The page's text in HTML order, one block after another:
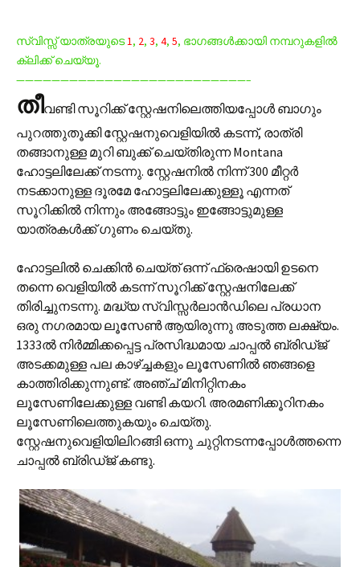
സ്വിസ്സ് യാത്രയുടെ1, 2, 3, 4, 5, ഭാഗങ്ങള്‍ക്കായി നമ്പറുകളില്‍
ക്ലിക്ക് ചെയ്യൂ.
——————————————————————————–
തീവണ്ടി സൂറിക്ക് സ്റ്റേഷനിലെത്തിയപ്പോള്‍ ബാഗും
പുറത്തുതൂക്കി സ്റ്റേഷനുവെളിയില്‍ കടന്ന്, രാത്രി
തങ്ങാനുള്ള മുറി ബുക്ക് ചെയ്തിരുന്ന Montana
ഹോ‍ട്ടലിലേക്ക് നടന്നു. സ്റ്റേഷനില്‍ നിന്ന് 300 മീറ്റര്‍
നടക്കാനുള്ള ദൂരമേ ഹോട്ടലിലേക്കുള്ളൂ എന്നത്
സൂറിക്കില്‍‍ നിന്നും അങ്ങോട്ടും ഇങ്ങോട്ടുമുള്ള
യാത്രകള്‍ക്ക് ഗുണം ചെയ്തു.
ഹോട്ടലില്‍ ചെക്കിന്‍ ചെയ്ത് ഒന്ന് ഫ്രെഷായി ഉടനെ
തന്നെ വെളിയില്‍ കടന്ന് സൂറിക്ക് സ്റ്റേഷനിലേക്ക്
തിരിച്ചുനടന്നു. മദ്ധ്യ സ്വിസ്സര്‍ലാന്‍ഡിലെ പ്രധാന
ഒരു നഗരമായ ലൂസേണ്‍ ആയിരുന്നു അടുത്ത ലക്ഷ്യം.
1333ല്‍ നിര്‍മ്മിക്കപ്പെട്ട പ്രസിദ്ധമായ ചാപ്പല്‍ ബ്രിഡ്‌ജ്
അടക്കമുള്ള പല കാഴ്ച്ചകളും ലൂസേണില്‍ ഞങ്ങളെ
കാത്തിരിക്കുന്നുണ്ട്. അഞ്ച് മിനിറ്റിനകം
ലൂസേണിലേക്കുള്ള വണ്ടി കയറി. അരമണിക്കൂറിനകം
ലൂസേണിലെത്തുകയും ചെയ്തു.
സ്റ്റേഷനുവെളിയിലിറങ്ങി ഒന്നു ചുറ്റിനടന്നപ്പോള്‍‍ത്തന്നെ
ചാപ്പല്‍ ബ്രിഡ്ജ് കണ്ടു.